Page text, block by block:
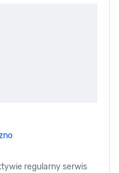
regularny serwis